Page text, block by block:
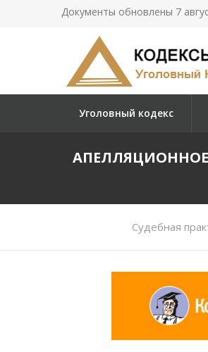
Документы обновлены 7
Уголовный кодекс
Судебная